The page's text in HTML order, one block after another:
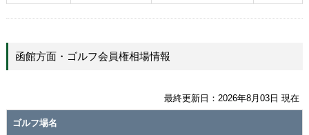
函館方面・ゴルフ会員権相場情報
最終更新日：2026年8月03日 現在
ゴルフ場名